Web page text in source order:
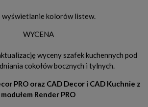
wyświetlanie kolorów listew.
WYCENA
wyceny szafek kuchennych pod
cokołów bocznych i tylnych.
PRO oraz CAD Decor i CAD Kuchnie z
modułem Render PRO